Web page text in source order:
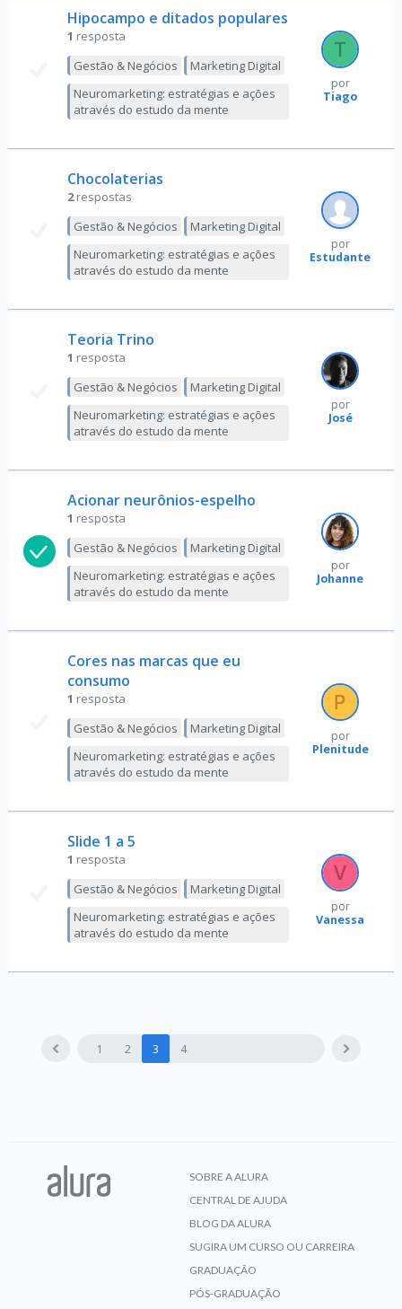
Hipocampo e ditados populares
1 resposta
Gestão & Negócios
Marketing Digital
Neuromarketing: estratégias e ações
através do estudo da mente
por
Tiago
Chocolaterias
2 respostas
Gestão & Negócios
Marketing Digital
Neuromarketing: estratégias e ações
através do estudo da mente
por
Estudante
Teoria Trino
1 resposta
Gestão & Negócios
Marketing Digital
Neuromarketing: estratégias e ações
através do estudo da mente
por
José
Acionar neurônios-espelho
1 resposta
Gestão & Negócios
Marketing Digital
Neuromarketing: estratégias e ações
através do estudo da mente
por
Johanne
Cores nas marcas que eu
consumo
1 resposta
Gestão & Negócios
Marketing Digital
Neuromarketing: estratégias e ações
através do estudo da mente
por
Plenitude
Slide 1 a 5
1 resposta
Gestão & Negócios
Marketing Digital
Neuromarketing: estratégias e ações
através do estudo da mente
por
Vanessa
1 2 3 4
SOBRE A ALURA
CENTRAL DE AJUDA
BLOG DA ALURA
SUGIRA UM CURSO OU CARREIRA
GRADUAÇÃO
PÓS-GRADUAÇÃO